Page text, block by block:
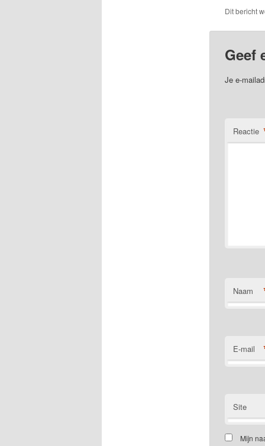
Dit bericht
Geef
Je e-
Reactie
Naam
E-mail
Site
Mijn